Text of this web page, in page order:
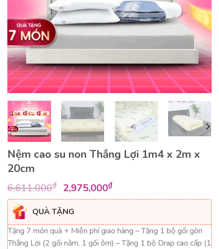
Nệm cao su non Thắng Lợi 1m4 x 2m x
20cm
6,611,000₫ Giá
gốc
là:
6,611,000₫.
2,975,000₫Giá
hiện
là:
2,975,000₫.
QUÀ TẶNG
Tặng 7 món quà + Miễn phí giao hàng – Tặng 1 bộ gối gòn
Thắng Lợi (2 gối nằm, 1 gối ôm) – Tặng 1 bộ Drap cao cấp (1